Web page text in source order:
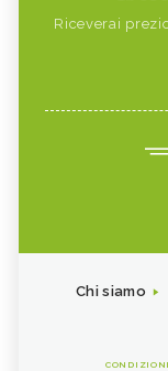
Riceverai
Chi siamo